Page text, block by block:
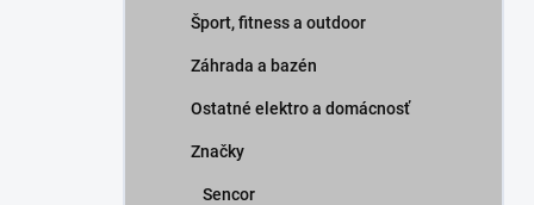
Šport, fitness a outdoor
Záhrada a bazén
Ostatné elektro a domácnosť
Značky
Sencor